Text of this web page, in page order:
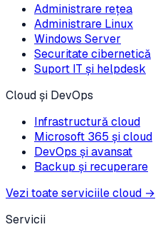
Administrare rețea
Administrare Linux
Windows Server
Securitate cibernetică
Suport IT și helpdesk
Cloud și DevOps
Infrastructură cloud
Microsoft 365 și cloud
DevOps și avansat
Backup și recuperare
Vezi toate serviciile cloud →
Servicii